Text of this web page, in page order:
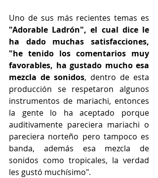
"Adorable Ladrón", el cual dice le
ha dado muchas satisfacciones,
"he tenido los comentarios muy
favorables, ha gustado mucho esa
mezcla de sonidos, dentro de esta
producción se respetaron algunos
instrumentos de mariachi, entonces
la gente lo ha aceptado porque
auditivamente pareciera mariachi o
pareciera norteño pero tampoco es
banda, además esa mezcla de
sonidos como tropicales, la verdad
les gustó muchísimo".